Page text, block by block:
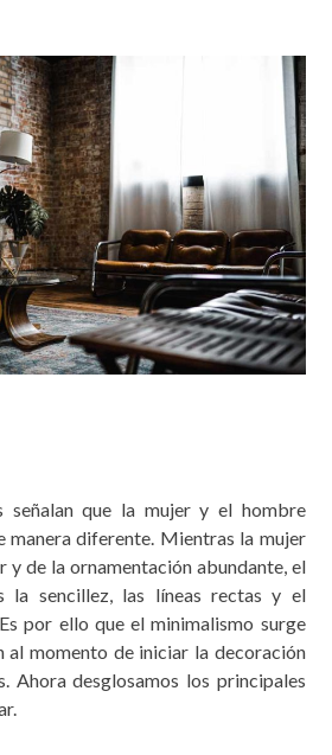
señalan que la mujer y el hombre
manera diferente. Mientras la mujer
y de la ornamentación abundante, el
la sencillez, las líneas rectas y el
por ello que el minimalismo surge
al momento de iniciar la decoración
Ahora desglosamos los principales